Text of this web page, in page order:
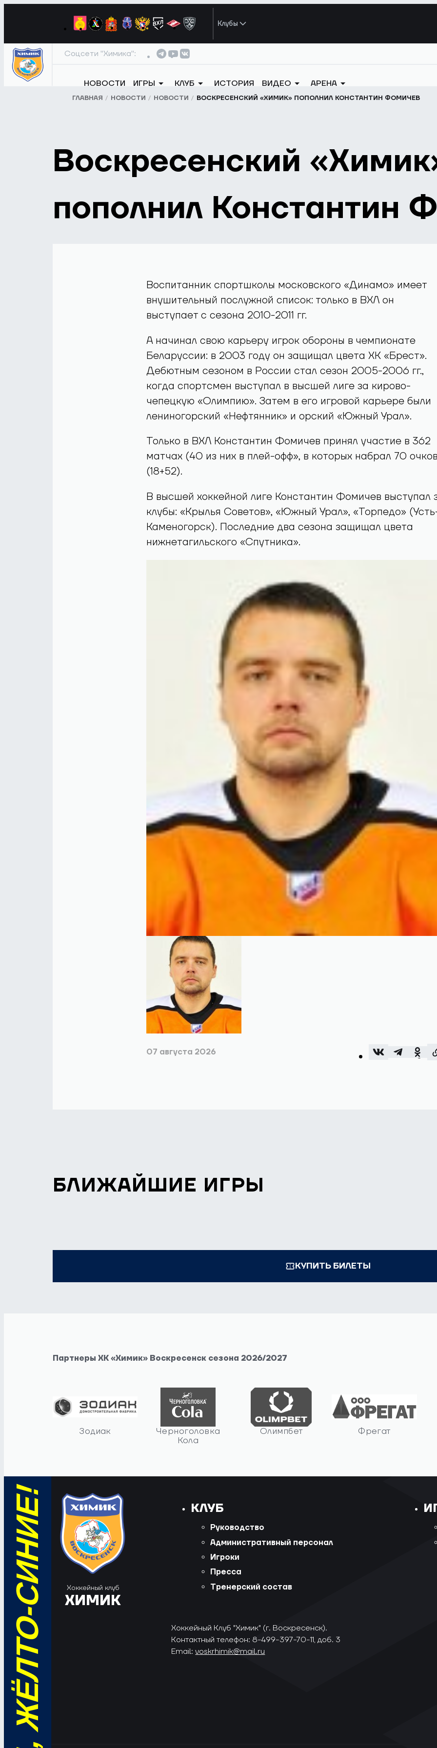
Клубы
Соцсети "Химика":
НОВОСТИ ИГРЫ КЛУБ ИСТОРИЯ ВИДЕО АРЕНА
ГЛАВНАЯ НОВОСТИ НОВОСТИ ВОСКРЕСЕНСКИЙ «ХИМИК» ПОПОЛНИЛ КОНСТАНТИН ФОМИЧЕВ
Воскресенский
пополнил Константин
Воспитанник спортшколы московского «Динамо» имеет
внушительный послужной список: только в ВХЛ он
выступает с сезона 2010-2011 гг.
А начинал свою карьеру игрок обороны в чемпионате
Беларуссии: в 2003 году он защищал цвета ХК «Брест».
Дебютным сезоном в России стал сезон 2005-2006 гг.,
когда спортсмен выступал в высшей лиге за кирово-
чепецкую «Олимпию». Затем в его игровой карьере были
лениногорский «Нефтянник» и орский «Южный Урал».
Только в ВХЛ Константин Фомичев принял участие в 362
матчах (40 из них в плей-офф», в которых набрал 70 очков
(18+52).
В высшей хоккейной лиге Константин Фомичев выступал
клубы: «Крылья Советов», «Южный Урал», «Торпедо»
Каменогорск). Последние два сезона защищал цвета
нижнетагильского «Спутника».
07 августа 2026
БЛИЖАЙШИЕ ИГРЫ
КУПИТЬ БИЛЕТЫ
Партнеры ХК «Химик» Воскресенск сезона 2026/2027
Зодиак
Черноголовка
Кола
Олимпбет Фрегат
Хоккейный клуб
ХИМИК
КЛУБ
Руководство
Административный персонал
Игроки
Пресса
Тренерский состав
Хоккейный Клуб "Химик" (г. Воскресенск).
Контактный телефон: 8-499-397-70-11, доб. 3
Email:voskrhimik@mail.ru